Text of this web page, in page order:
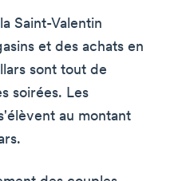
Saint-Valentin
et des achats en
sont tout de
soirées. Les
au montant